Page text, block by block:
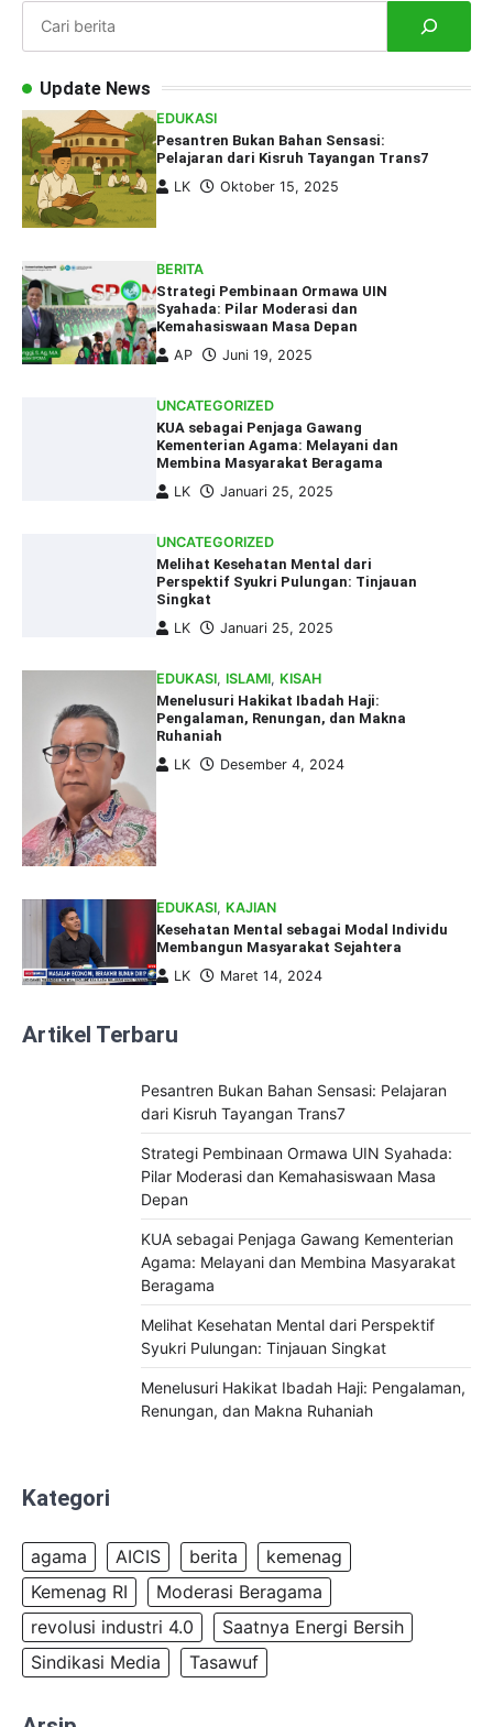
Update News
EDUKASI
Pesantren Bukan Bahan Sensasi:
Pelajaran dari Kisruh Tayangan Trans7
LK
Oktober 15, 2025
BERITA
Strategi Pembinaan Ormawa UIN
Syahada: Pilar Moderasi dan
Kemahasiswaan Masa Depan
AP
Juni 19, 2025
UNCATEGORIZED
KUA sebagai Penjaga Gawang
Kementerian Agama: Melayani dan
Membina Masyarakat Beragama
LK
Januari 25, 2025
UNCATEGORIZED
Melihat Kesehatan Mental dari
Perspektif Syukri Pulungan: Tinjauan
Singkat
LK
Januari 25, 2025
EDUKASI, ISLAMI, KISAH
Menelusuri Hakikat Ibadah Haji:
Pengalaman, Renungan, dan Makna
Ruhaniah
LK
Desember 4, 2024
EDUKASI, KAJIAN
Kesehatan Mental sebagai Modal Individu
Membangun Masyarakat Sejahtera
LK
Maret 14, 2024
Artikel Terbaru
Pesantren Bukan Bahan Sensasi: Pelajaran
dari Kisruh Tayangan Trans7
Strategi Pembinaan Ormawa UIN Syahada:
Pilar Moderasi dan Kemahasiswaan Masa
Depan
KUA sebagai Penjaga Gawang Kementerian
Agama: Melayani dan Membina Masyarakat
Beragama
Melihat Kesehatan Mental dari Perspektif
Syukri Pulungan: Tinjauan Singkat
Menelusuri Hakikat Ibadah Haji: Pengalaman,
Renungan, dan Makna Ruhaniah
Kategori
agama AICIS berita
kemenag
Kemenag RI
Moderasi Beragama
revolusi industri 4.0
Saatnya Energi Bersih
Sindikasi Media
Tasawuf